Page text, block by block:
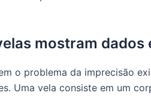
mostram dados
o problema da imprecisão
Uma vela consiste em um